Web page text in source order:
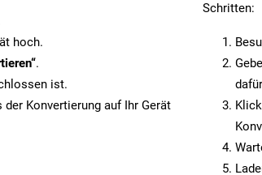
hoch.
.
ist.
Konvertierung auf Ihr Gerät
Schritten: